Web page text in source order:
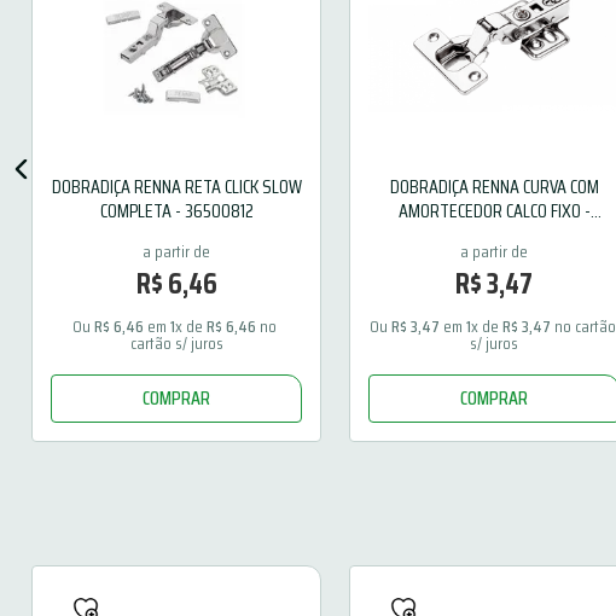
DOBRADIÇA RENNA RETA CLICK SLOW
COMPLETA - 36500812
R$6,46
Ou R$6,46 em 1x de R$6,46 no
cartão s/ juros
COMPRAR
DOBRADIÇA RENNA CURVA COM
AMORTECEDOR CALCO FIXO -
R$3,47
Ou R$3,47 em 1x de R$3,47 no cartão
s/ juros
COMPRAR